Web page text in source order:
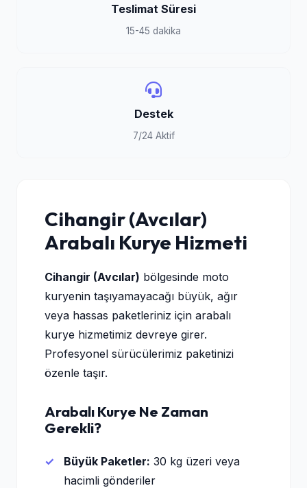
Teslimat Süresi
15-45 dakika
Destek
7/24 Aktif
Cihangir (Avcılar)
Arabalı Kurye Hizmeti
Cihangir (Avcılar) bölgesinde moto
kuryenin taşıyamayacağı büyük, ağır
veya hassas paketleriniz için arabalı
kurye hizmetimiz devreye girer.
Profesyonel sürücülerimiz paketinizi
özenle taşır.
Arabalı Kurye Ne Zaman
Gerekli?
Büyük Paketler: 30 kg üzeri veya
hacimli gönderiler